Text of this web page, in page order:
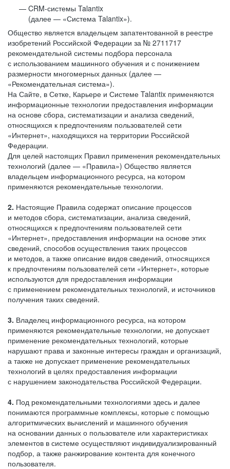
CRM-системы Talantix
(далее — «Система Talantix»).
Общество является владельцем запатентованной в реестре
изобретений Российской Федерации за № 2711717
рекомендательной системы подбора персонала
с использованием машинного обучения и с понижением
размерности многомерных данных (далее —
«Рекомендательная система»).
На Сайте, в Сетке, Карьере и Системе Talantix применяются
информационные технологии предоставления информации
на основе сбора, систематизации и анализа сведений,
относящихся к предпочтениям пользователей сети
«Интернет», находящихся на территории Российской
Федерации.
Для целей настоящих Правил применения рекомендательных
технологий (далее — «Правила») Общество является
владельцем информационного ресурса, на котором
применяются рекомендательные технологии.
2. Настоящие Правила содержат описание процессов
и методов сбора, систематизации, анализа сведений,
относящихся к предпочтениям пользователей сети
«Интернет», предоставления информации на основе этих
сведений, способов осуществления таких процессов
и методов, а также описание видов сведений, относящихся
к предпочтениям пользователей сети «Интернет», которые
используются для предоставления информации
с применением рекомендательных технологий, и источников
получения таких сведений.
3. Владелец информационного ресурса, на котором
применяются рекомендательные технологии, не допускает
применение рекомендательных технологий, которые
нарушают права и законные интересы граждан и организаций,
а также не допускает применение рекомендательных
технологий в целях предоставления информации
с нарушением законодательства Российской Федерации.
4. Под рекомендательными технологиями здесь и далее
понимаются программные комплексы, которые с помощью
алгоритмических вычислений и машинного обучения
на основании данных о пользователе или характеристиках
элементов в системе осуществляют индивидуализированный
подбор, а также ранжирование контента для конечного
пользователя.